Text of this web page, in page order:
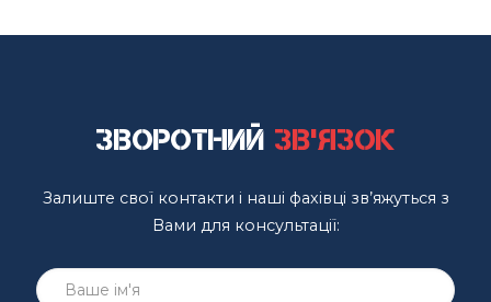
Зворотний зв'язок
Залиште свої контакти і наші фахівці зв’яжуться з
Вами для консультації: